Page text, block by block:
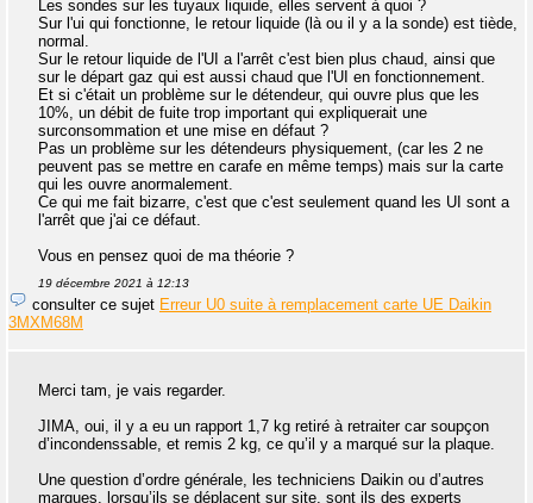
Les sondes sur les tuyaux liquide, elles servent à quoi ?
Sur l'ui qui fonctionne, le retour liquide (là ou il y a la sonde) est tiède,
normal.
Sur le retour liquide de l'UI a l'arrêt c'est bien plus chaud, ainsi que
sur le départ gaz qui est aussi chaud que l'UI en fonctionnement.
Et si c'était un problème sur le détendeur, qui ouvre plus que les
10%, un débit de fuite trop important qui expliquerait une
surconsommation et une mise en défaut ?
Pas un problème sur les détendeurs physiquement, (car les 2 ne
peuvent pas se mettre en carafe en même temps) mais sur la carte
qui les ouvre anormalement.
Ce qui me fait bizarre, c'est que c'est seulement quand les UI sont a
l'arrêt que j'ai ce défaut.
Vous en pensez quoi de ma théorie ?
19 décembre 2021 à 12:13
consulter ce sujet Erreur U0 suite à remplacement carte UE Daikin
3MXM68M
Merci tam, je vais regarder.
JIMA, oui, il y a eu un rapport 1,7 kg retiré à retraiter car soupçon
d’incondenssable, et remis 2 kg, ce qu’il y a marqué sur la plaque.
Une question d’ordre générale, les techniciens Daikin ou d’autres
marques, lorsqu’ils se déplacent sur site, sont ils des experts